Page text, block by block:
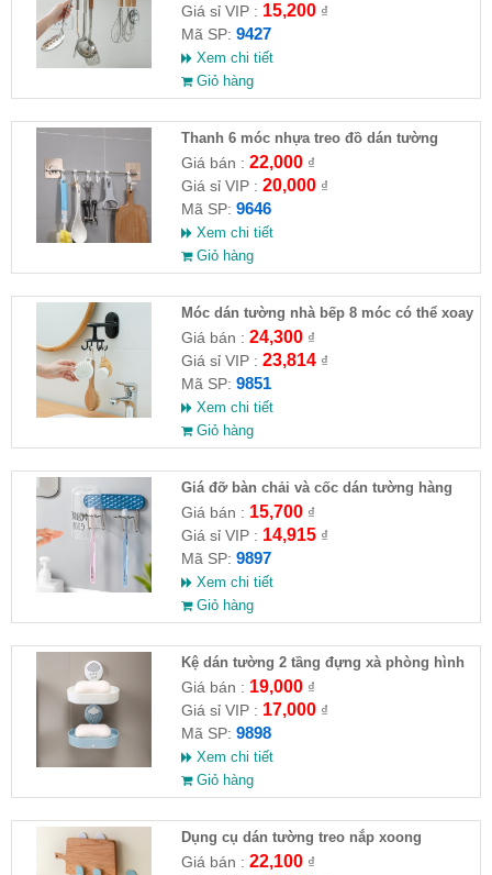
Giá sỉ VIP : 15,200₫
Mã SP: 9427
Xem chi tiết
Giỏ hàng
Thanh 6 móc nhựa treo đồ dán tường
38.5x7cm
Giá bán : 22,000₫
Giá sỉ VIP : 20,000₫
Mã SP: 9646
Xem chi tiết
Giỏ hàng
Móc dán tường nhà bếp 8 móc có thể xoay
Giá bán : 24,300₫
Giá sỉ VIP : 23,814₫
Mã SP: 9851
Xem chi tiết
Giỏ hàng
Giá đỡ bàn chải và cốc dán tường hàng
đôi
Giá bán : 15,700₫
Giá sỉ VIP : 14,915₫
Mã SP: 9897
Xem chi tiết
Giỏ hàng
Kệ dán tường 2 tầng đựng xà phòng hình
đám mây
Giá bán : 19,000₫
Giá sỉ VIP : 17,000₫
Mã SP: 9898
Xem chi tiết
Giỏ hàng
Dụng cụ dán tường treo nắp xoong
Giá bán : 22,100₫